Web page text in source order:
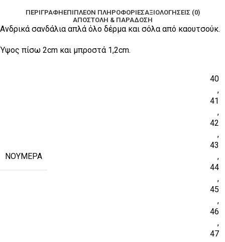
ΠΕΡΙΓΡΑΦΉΕΠΙΠΛΈΟΝ ΠΛΗΡΟΦΟΡΊΕΣΑΞΙΟΛΟΓΉΣΕΙΣ (0)
ΑΠΟΣΤΟΛΉ & ΠΑΡΆΔΟΣΗ
Ανδρικά σανδάλια απλά όλο δέρμα και σόλα από καουτσούκ.
Ύψος πίσω 2cm και μπροστά 1,2cm.
ΝΟΎΜΕΡΑ
40
,
41
,
42
,
43
,
44
,
45
,
46
,
47